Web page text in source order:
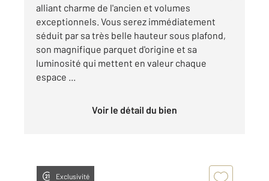
alliant charme de l'ancien et volumes
exceptionnels. Vous serez immédiatement
séduit par sa très belle hauteur sous plafond,
son magnifique parquet d'origine et sa
luminosité qui mettent en valeur chaque
espace ...
Voir le détail du bien
Exclusivité